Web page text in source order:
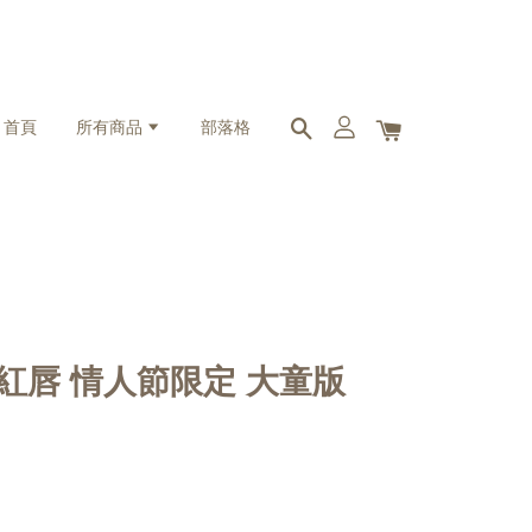
首頁 所有商品 部落格
唇 情人節限定 大童版